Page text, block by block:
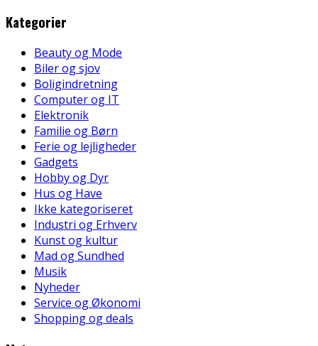
Kategorier
Beauty og Mode
Biler og sjov
Boligindretning
Computer og IT
Elektronik
Familie og Børn
Ferie og lejligheder
Gadgets
Hobby og Dyr
Hus og Have
Ikke kategoriseret
Industri og Erhverv
Kunst og kultur
Mad og Sundhed
Musik
Nyheder
Service og Økonomi
Shopping og deals